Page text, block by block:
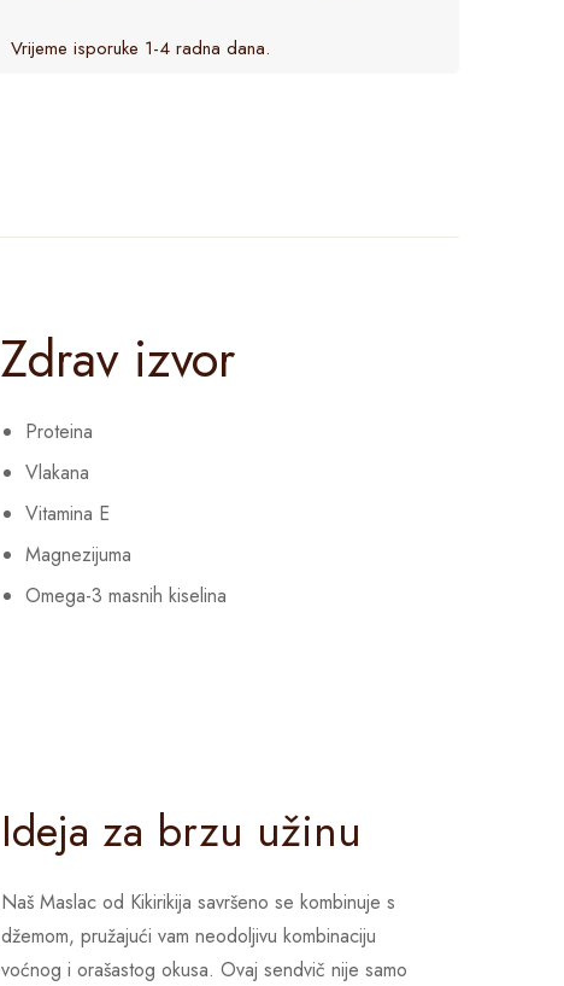
Vrijeme isporuke 1-4 radna dana.
Zdrav izvor
Proteina
Vlakana
Vitamina E
Magnezijuma
Omega-3 masnih kiselina
Ideja za brzu užinu
Naš Maslac od Kikirikija savršeno se kombinuje s
džemom, pružajući vam neodoljivu kombinaciju
voćnog i orašastog okusa. Ovaj sendvič nije samo